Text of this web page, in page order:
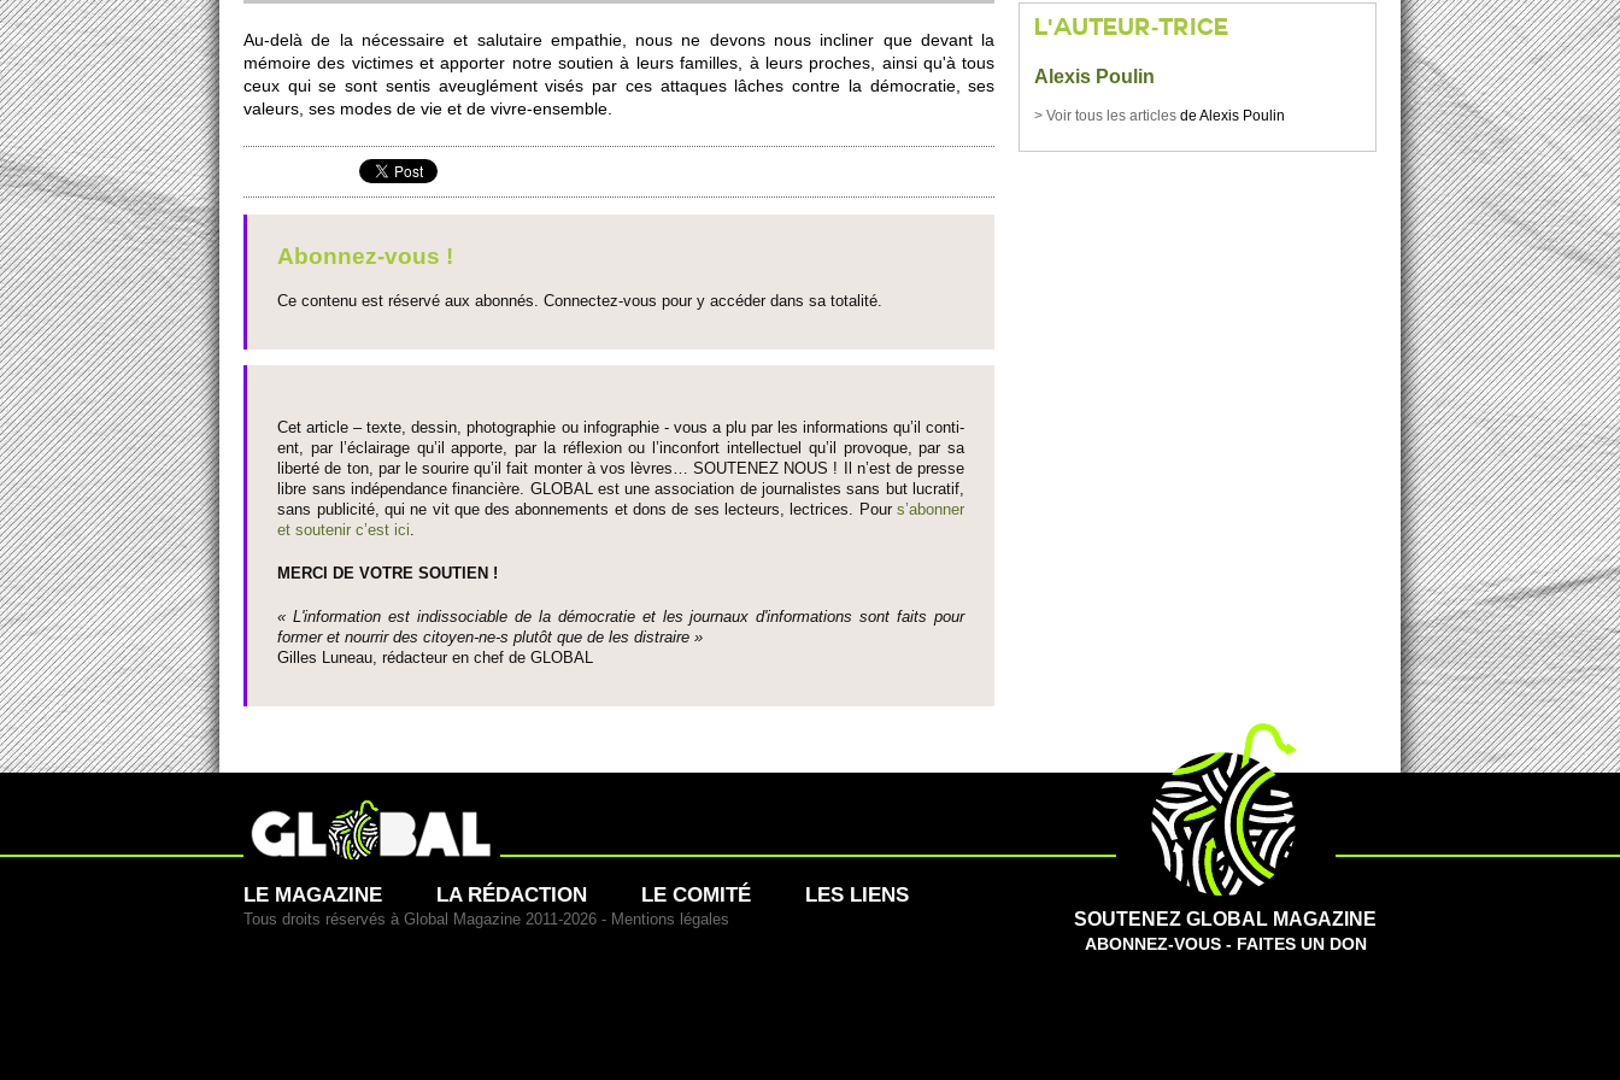
Au-delà de la néce­ssaire et salutaire empathie, nous ne devons nous in­cliner que devant la
mémoire des vi­ctimes et appo­rter notre so­utien à leurs fami­lles, à leurs proches, ainsi qu'à tous
ceux qui se sont sentis ave­uglément visés par ces attaques lâches contre la démo­cratie, ses
valeurs, ses modes de vie et de vivre-ense­mble.
Abonnez-vous !
Ce contenu est réservé aux abonnés. Connectez-vous pour y accéder dans sa to­talité.
Cet article – texte, dessin, photographie ou infographie - vous a plu par les informati­ons qu’il conti­
ent, par l’éclairage qu’il appo­rte, par la réflexion ou l’inconfort inte­llectuel qu’il pro­voque, par sa
liberté de ton, par le so­urire qu’il fait monter à vos lèvres… SO­UTENEZ NOUS ! Il n’est de pre­sse
libre sans indépendance financière. GLOBAL est une asso­ci­ation de journalistes sans but lucratif,
sans publi­cité, qui ne vit que des abonne­ments et dons de ses lecte­urs, lec­trices. Pours’abonner
et so­utenir c’est ici.
MERCI DE VOTRE SO­UTIEN !
« L'information est indisso­ci­able de la démo­cratie et les journaux d'informati­ons sont faits pour
former et nourrir des ci­to­yen-ne-s plutôt que de les dis­traire »
Gi­lles Luneau, rédacteur en chef de GLOBAL
L'AUTEUR-TRICE
Alexis Poulin
> Voir tous les articles deAlexis Poulin
SOUTENEZ GLOBAL MAGAZINE
ABONNEZ-VOUS - FAITES UN DON
LE MAGAZINE LA RÉDACTION LE COMITÉ LES LIENS
Tous droits réservés à Global Magazine 2011-2026 - Mentions légales